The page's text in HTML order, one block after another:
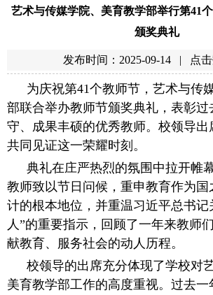
艺术与传媒学院、美育教学部举行第41
颁奖典礼
发布时间：2025-09-14| 点击
为庆祝第41个教师节，艺术与传
部联合举办教师节颁奖典礼，表彰过
守、成果丰硕的优秀教师。校领导出
共同见证这一荣耀时刻。
典礼在庄严热烈的氛围中拉开帷
教师致以节日问候，重申教育作为国
计的根本地位，并重温习近平总书记
人”的重要指示，回顾了一年来教师
献教育、服务社会的动人历程。
校领导的出席充分体现了学校对
美育教学部工作的高度重视。过去一